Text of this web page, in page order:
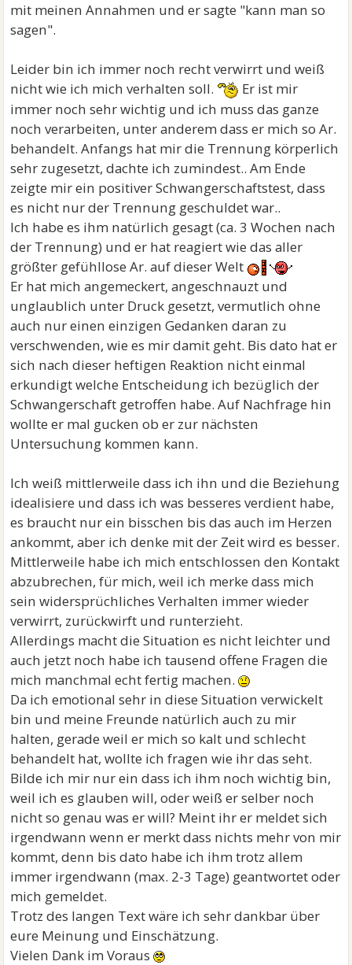
mit meinen Annahmen und er sagte "kann man so
sagen".
Leider bin ich immer noch recht verwirrt und weiß
nicht wie ich mich verhalten soll.
Er ist mir
immer noch sehr wichtig und ich muss das ganze
noch verarbeiten, unter anderem dass er mich so Ar.
behandelt. Anfangs hat mir die Trennung körperlich
sehr zugesetzt, dachte ich zumindest.. Am Ende
zeigte mir ein positiver Schwangerschaftstest, dass
es nicht nur der Trennung geschuldet war..
Ich habe es ihm natürlich gesagt (ca. 3 Wochen nach
der Trennung) und er hat reagiert wie das aller
größter gefühllose Ar. auf dieser Welt
Er hat mich angemeckert, angeschnauzt und
unglaublich unter Druck gesetzt, vermutlich ohne
auch nur einen einzigen Gedanken daran zu
verschwenden, wie es mir damit geht. Bis dato hat er
sich nach dieser heftigen Reaktion nicht einmal
erkundigt welche Entscheidung ich bezüglich der
Schwangerschaft getroffen habe. Auf Nachfrage hin
wollte er mal gucken ob er zur nächsten
Untersuchung kommen kann.
Ich weiß mittlerweile dass ich ihn und die Beziehung
idealisiere und dass ich was besseres verdient habe,
es braucht nur ein bisschen bis das auch im Herzen
ankommt, aber ich denke mit der Zeit wird es besser.
Mittlerweile habe ich mich entschlossen den Kontakt
abzubrechen, für mich, weil ich merke dass mich
sein widersprüchliches Verhalten immer wieder
verwirrt, zurückwirft und runterzieht.
Allerdings macht die Situation es nicht leichter und
auch jetzt noch habe ich tausend offene Fragen die
mich manchmal echt fertig machen.
Da ich emotional sehr in diese Situation verwickelt
bin und meine Freunde natürlich auch zu mir
halten, gerade weil er mich so kalt und schlecht
behandelt hat, wollte ich fragen wie ihr das seht.
Bilde ich mir nur ein dass ich ihm noch wichtig bin,
weil ich es glauben will, oder weiß er selber noch
nicht so genau was er will? Meint ihr er meldet sich
irgendwann wenn er merkt dass nichts mehr von mir
kommt, denn bis dato habe ich ihm trotz allem
immer irgendwann (max. 2-3 Tage) geantwortet oder
mich gemeldet.
Trotz des langen Text wäre ich sehr dankbar über
eure Meinung und Einschätzung.
Vielen Dank im Voraus